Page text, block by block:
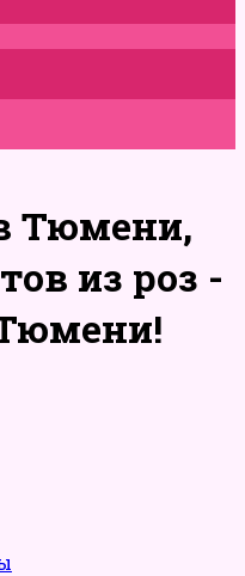
Тюмени,
из роз -